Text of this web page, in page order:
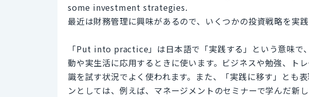
some investment strategies.
最近は財務管理に興味があるので、いくつかの投資戦略を実践
「Put into practice」は日本語で「実践する」という意味で
動や実生活に応用するときに使います。ビジネスや勉強、ト
識を試す状況でよく使われます。また、「実践に移す」とも
ンとしては、例えば、マネージメントのセミナーで学んだ新